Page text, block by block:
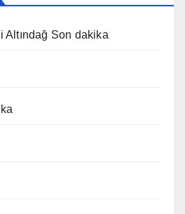
Altındağ Son dakika